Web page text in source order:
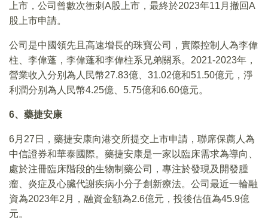
上市，公司曾數次衝刺A股上市，最終於2023年11月撤回A
股上市申請。
公司是中國領先且高速增長的珠寶公司，實際控制人為李偉
柱、李偉蓬，李偉蓬和李偉柱系兄弟關系。2021-2023年，
營業收入分别為人民幣27.83億、31.02億和51.50億元，淨
利潤分别為人民幣4.25億、5.75億和6.60億元。
6、 藥捷安康
6月27日，藥捷安康向港交所提交上市申請，聯席保薦人為
中信證券和華泰國際。藥捷安康是一家以臨床需求為導向、
處於注冊臨床階段的生物制藥公司，專注於發現及開發腫
瘤、炎症及心臟代謝疾病小分子創新療法。公司最近一輪融
資為2023年2月，融資金額為2.6億元，投後估值為45.9億
元。